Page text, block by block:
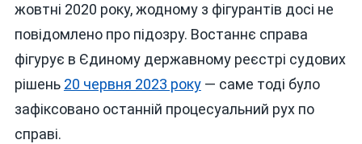
жовтні 2020 року, жодному з фігурантів досі не
повідомлено про підозру. Востаннє справа
фігурує в Єдиному державному реєстрі судових
рішень 20 червня 2023 року— саме тоді було
зафіксовано останній процесуальний рух по
справі.